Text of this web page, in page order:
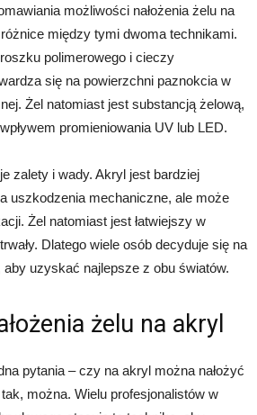
możliwości nałożenia żelu na
między tymi dwoma technikami.
polimerowego i cieczy
się na powierzchni paznokcia w
Żel natomiast jest substancją żelową,
promieniowania UV lub LED.
zalety i wady. Akryl jest bardziej
uszkodzenia mechaniczne, ale może
Żel natomiast jest łatwiejszy w
Dlatego wiele osób decyduje się na
aby uzyskać najlepsze z obu światów.
żelu na akryl
pytania – czy na akryl można nałożyć
można. Wielu profesjonalistów w